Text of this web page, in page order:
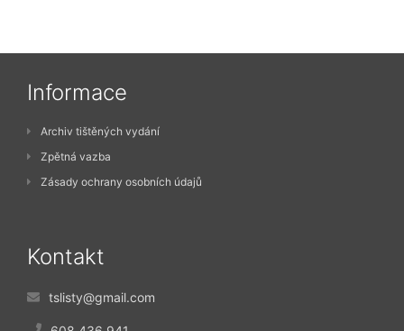
Informace
Archiv tištěných vydání
Zpětná vazba
Zásady ochrany osobních údajů
Kontakt
tslisty@gmail.com